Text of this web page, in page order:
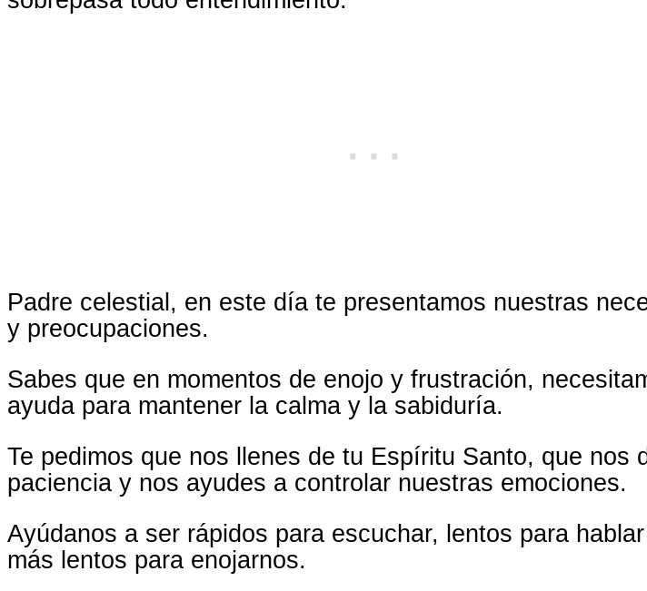
Padre celestial, en este día te presentamos nuestras
y preocupaciones.
Sabes que en momentos de enojo y frustración,
ayuda para mantener la calma y la sabiduría.
Te pedimos que nos llenes de tu Espíritu Santo, que nos
paciencia y nos ayudes a controlar nuestras emociones.
Ayúdanos a ser rápidos para escuchar, lentos para
más lentos para enojarnos.